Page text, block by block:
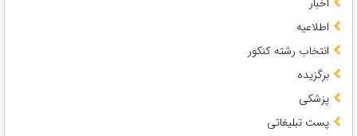
اطلاعیه
انتخاب رشته کنکور
برگزیده
پزشکی
پست تبلیغاتی